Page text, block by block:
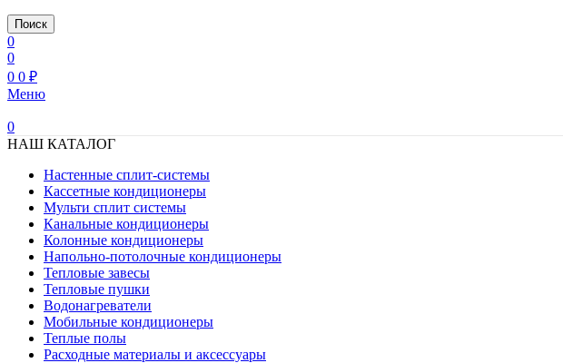
Поиск
0
0
0 0 ₽
Меню
0
НАШ КАТАЛОГ
Настенные сплит-системы
Кассетные кондиционеры
Мульти сплит системы
Канальные кондиционеры
Колонные кондиционеры
Напольно-потолочные кондиционеры
Тепловые завесы
Тепловые пушки
Водонагреватели
Мобильные кондиционеры
Теплые полы
Расходные материалы и аксессуары